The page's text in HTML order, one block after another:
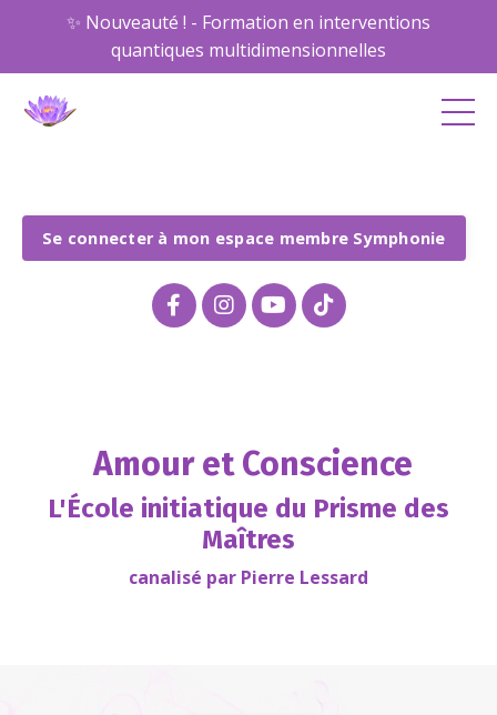
✨ Nouveauté ! - Formation en interventions
quantiques multidimensionnelles
Se connecter à mon espace membre Symphonie
Amour et Conscience
L'École initiatique du Prisme des
Maîtres
canalisé par Pierre Lessard